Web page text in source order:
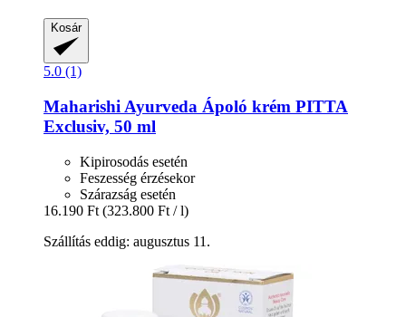
Kosár
5.0 (1)
Maharishi Ayurveda Ápoló krém PITTA
Exclusiv, 50 ml
Kipirosodás esetén
Feszesség érzésekor
Szárazság esetén
16.190 Ft (323.800 Ft / l)
Szállítás eddig: augusztus 11.